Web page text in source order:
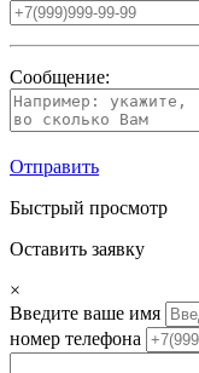
Сообщение:
Отправить
Быстрый просмотр
Оставить заявку
×
Введите ваше имя
номер телефона